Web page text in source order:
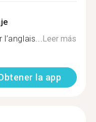
Leer más
la app